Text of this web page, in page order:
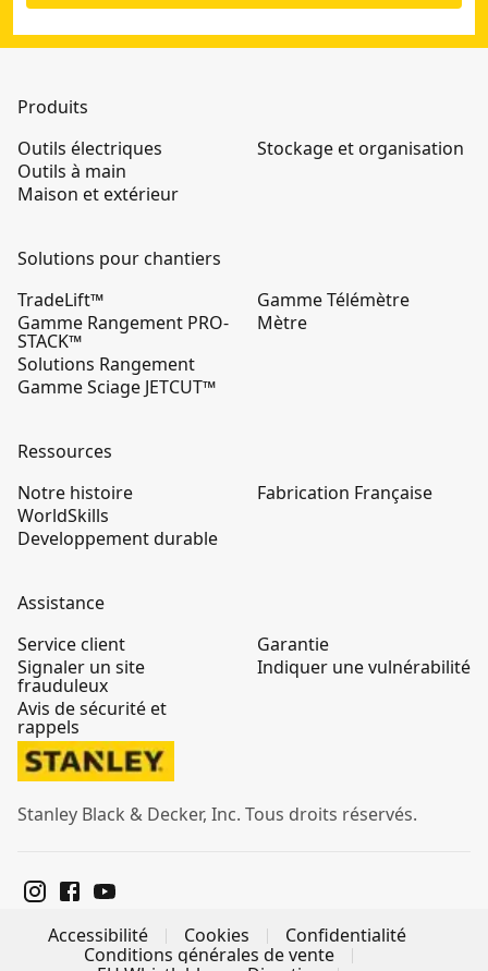
Produits
Outils électriques
Outils à main
Maison et extérieur
Stockage et organisation
Solutions pour chantiers
TradeLift™
Gamme Rangement PRO-
STACK™
Solutions Rangement
Gamme Sciage JETCUT™
Gamme Télémètre
Mètre
Ressources
Notre histoire
WorldSkills
Developpement durable
Fabrication Française
Assistance
Service client
Signaler un site
frauduleux
Avis de sécurité et
rappels
Garantie
Indiquer une vulnérabilité
Stanley Black & Decker, Inc. Tous droits réservés.
Accessibilité Cookies
Confidentialité
Conditions générales de vente